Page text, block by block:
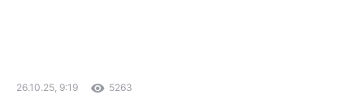
26.10.25, 9:19 5263